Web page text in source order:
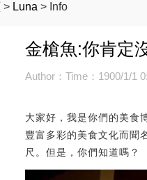
> Luna > Info
金槍魚:你肯定
Author：Time：1900/1/1
大家好，我是你們的美食
豐富多彩的美食文化而聞
尺。但是，你們知道嗎？